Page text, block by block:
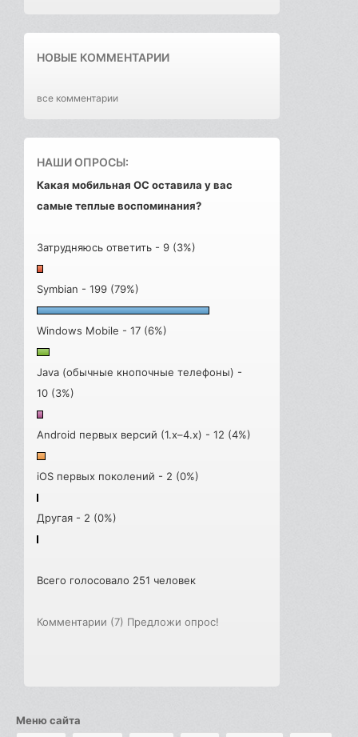
НОВЫЕ КОММЕНТАРИИ
все комментарии
НАШИ ОПРОСЫ:
Какая мобильная ОС оставила у вас
самые теплые воспоминания?
Затрудняюсь ответить - 9 (3%)
Symbian - 199 (79%)
Windows Mobile - 17 (6%)
Java (обычные кнопочные телефоны) -
10 (3%)
Android первых версий (1.x–4.x) - 12 (4%)
iOS первых поколений - 2 (0%)
Другая - 2 (0%)
Всего голосовало 251 человек
Комментарии (7) Предложи опрос!
Меню сайта